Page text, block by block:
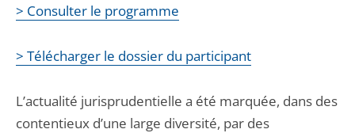
> Consulter le programme
> Télécharger le dossier du participant
L’actualité jurisprudentielle a été marquée, dans des
contentieux d’une large diversité, par des